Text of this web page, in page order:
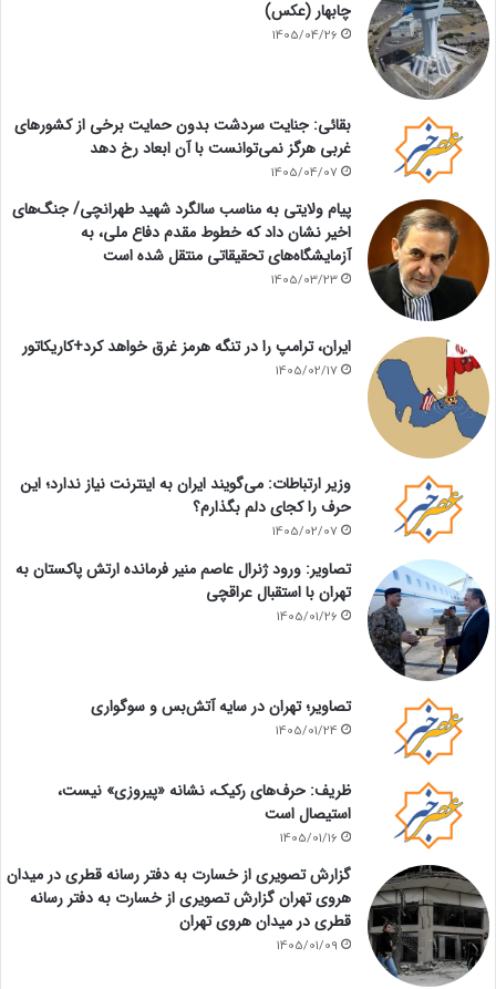
چابهار (عکس)
1405/04/26
بقائی: جنایت سردشت بدون حمایت برخی از کشورهای
غربی هرگز نمی‌توانست با آن ابعاد رخ دهد
1405/04/07
پیام ولایتی به مناسب سالگرد شهید طهرانچی/ جنگ‌های
اخیر نشان داد که خطوط مقدم دفاع ملی، به
آزمایشگاه‌های تحقیقاتی منتقل شده است
1405/03/23
ایران، ترامپ را در تنگه هرمز غرق خواهد کرد+کاریکاتور
1405/02/17
وزیر ارتباطات: می‌گویند ایران به اینترنت نیاز ندارد؛ این
حرف را کجای دلم بگذارم؟
1405/02/07
تصاویر: ورود ژنرال عاصم منیر فرمانده ارتش پاکستان به
تهران با استقبال عراقچی
1405/01/26
تصاویر؛ تهران در سایه آتش‌بس و سوگواری
1405/01/24
ظریف: حرف‌های رکیک، نشانه «پیروزی» نیست،
استیصال است
1405/01/16
گزارش تصویری از خسارت به دفتر رسانه قطری در میدان
هروی تهران گزارش تصویری از خسارت به دفتر رسانه
قطری در میدان هروی تهران
1405/01/09